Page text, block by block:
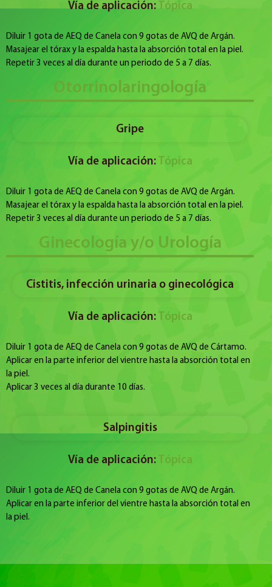
Vía de aplicación:Tópica
Diluir 1 gota de AEQ de Canela con 9 gotas de AVQ de Argán.
Masajear el tórax y la espalda hasta la absorción total en la piel.
Repetir 3 veces al día durante un periodo de 5 a 7 días.
Otorrinolaringología
Gripe
Vía de aplicación: Tópica
Diluir 1 gota de AEQ de Canela con 9 gotas de AVQ de Argán.
Masajear el tórax y la espalda hasta la absorción total en la piel.
Repetir 3 veces al día durante un periodo de 5 a 7 días.
Ginecología y/o Urología
Cistitis, infección urinaria o ginecológica
Vía de aplicación: Tópica
Diluir 1 gota de AEQ de Canela con 9 gotas de AVQ de Cártamo.
Aplicar en la parte inferior del vientre hasta la absorción total en
la piel.
Aplicar 3 veces al día durante 10 días.
Salpingitis
Vía de aplicación: Tópica
Diluir 1 gota de AEQ de Canela con 9 gotas de AVQ de Argán.
Aplicar en la parte inferior del vientre hasta la absorción total en
la piel.